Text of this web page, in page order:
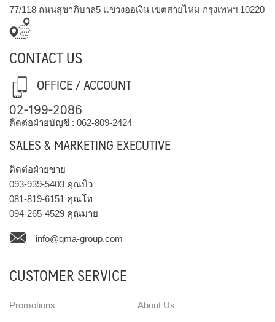
77/118 ถนนสุขาภิบาล5 แขวงออเงิน เขตสายไหม กรุงเทพฯ 10220
CONTACT US
OFFICE / ACCOUNT
02-199-2086
ติดต่อฝ่ายบัญชี : 062-809-2424
SALES & MARKETING EXECUTIVE
ติดต่อฝ่ายขาย
093-939-5403 คุณบิว
081-819-6151 คุณโท
094-265-4529 คุณมาย
info@qma-group.com
CUSTOMER SERVICE
Promotions About Us